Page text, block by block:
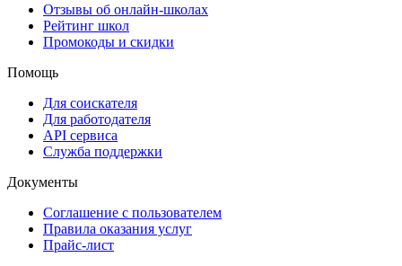
Отзывы об онлайн-школах
Рейтинг школ
Промокоды и скидки
Помощь
Для соискателя
Для работодателя
API сервиса
Служба поддержки
Документы
Соглашение с пользователем
Правила оказания услуг
Прайс-лист